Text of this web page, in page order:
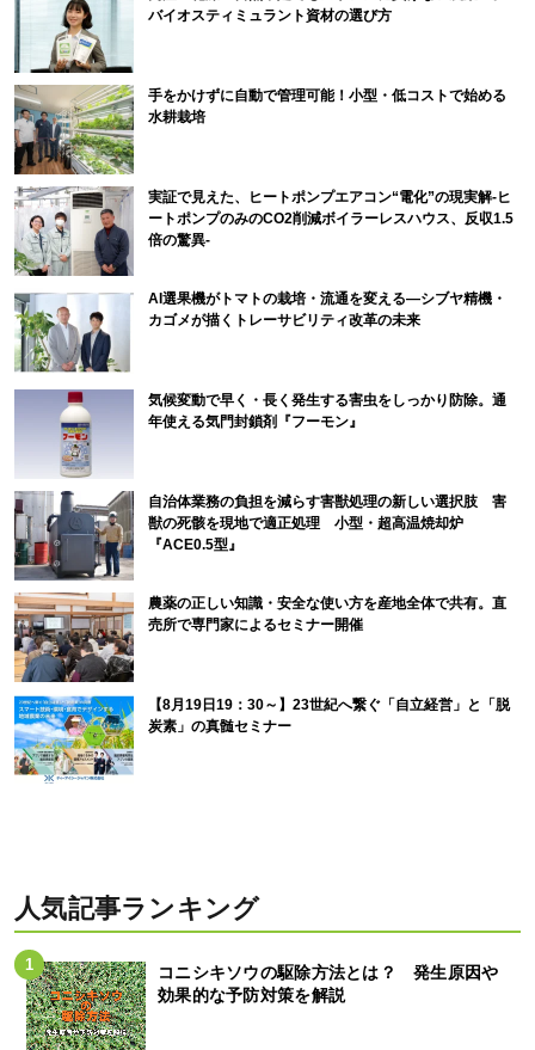
バイオスティミュラント資材の選び方
手をかけずに自動で管理可能！小型・低コストで始める
水耕栽培
実証で見えた、ヒートポンプエアコン“電化”の現実解-ヒ
ートポンプのみのCO2削減ボイラーレスハウス、反収1.5
倍の驚異-
AI選果機がトマトの栽培・流通を変える―シブヤ精機・
カゴメが描くトレーサビリティ改革の未来
気候変動で早く・長く発生する害虫をしっかり防除。通
年使える気門封鎖剤『フーモン』
自治体業務の負担を減らす害獣処理の新しい選択肢 害
獣の死骸を現地で適正処理 小型・超高温焼却炉
『ACE0.5型』
農薬の正しい知識・安全な使い方を産地全体で共有。直
売所で専門家によるセミナー開催
【8月19日19：30～】23世紀へ繋ぐ「自立経営」と「脱
炭素」の真髄セミナー
人気記事ランキング
コニシキソウの駆除方法とは？ 発生原因や
効果的な予防対策を解説